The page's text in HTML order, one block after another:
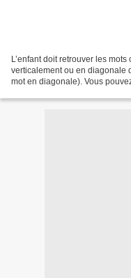
L’enfant doit retrouver les
verticalement ou en diagonale
mot en diagonale). Vous